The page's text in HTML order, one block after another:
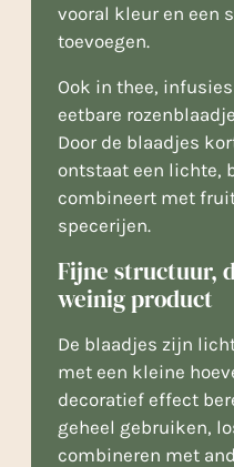
vooral kleur en een
toevoegen.
Ook in thee,
eetbare
Door de blaadjes
ontstaat een lichte,
combineert met
specerijen.
Fijne structuur,
weinig product
De blaadjes zijn
met een kleine
decoratief effect
geheel gebruiken,
combineren met